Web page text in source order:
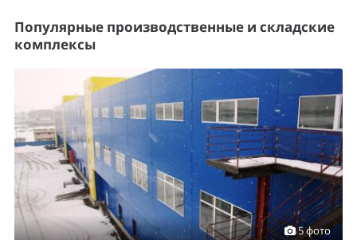
Популярные производственные и складские
комплексы
5 фото